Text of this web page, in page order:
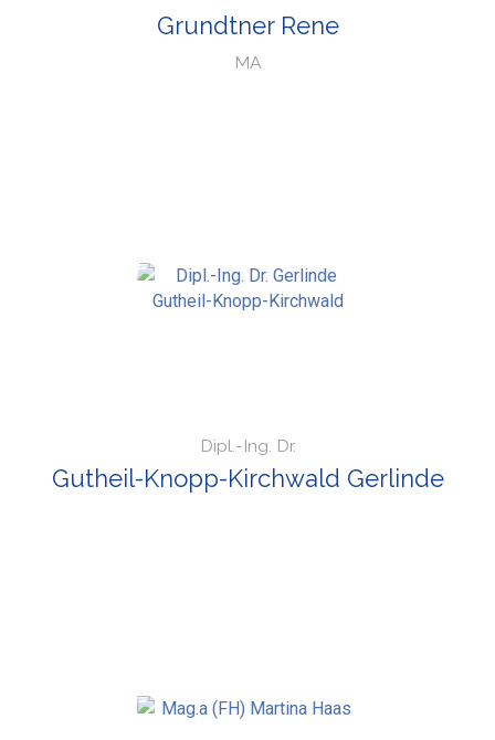
Grundtner Rene
MA
Dipl.-Ing. Dr.
Gutheil-Knopp-Kirchwald Gerlinde